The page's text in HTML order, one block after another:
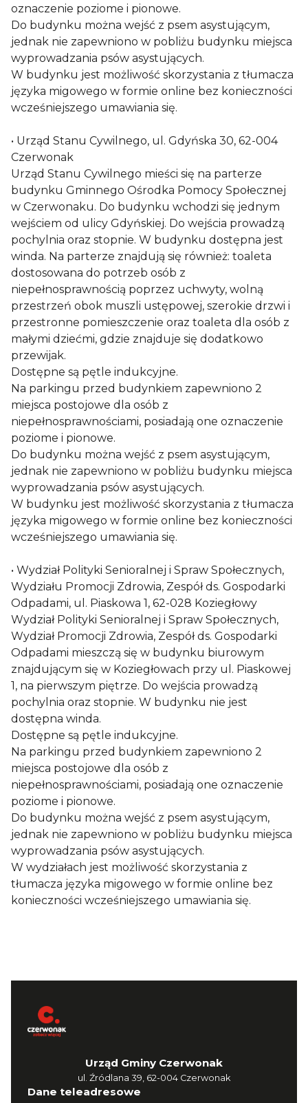
oznaczenie poziome i pionowe.
Do budynku można wejść z psem asystującym,
jednak nie zapewniono w pobliżu budynku miejsca
wyprowadzania psów asystujących.
W budynku jest możliwość skorzystania z tłumacza
języka migowego w formie online bez konieczności
wcześniejszego umawiania się.
• Urząd Stanu Cywilnego, ul. Gdyńska 30, 62-004
Czerwonak
Urząd Stanu Cywilnego mieści się na parterze
budynku Gminnego Ośrodka Pomocy Społecznej
w Czerwonaku. Do budynku wchodzi się jednym
wejściem od ulicy Gdyńskiej. Do wejścia prowadzą
pochylnia oraz stopnie. W budynku dostępna jest
winda. Na parterze znajdują się również: toaleta
dostosowana do potrzeb osób z
niepełnosprawnością poprzez uchwyty, wolną
przestrzeń obok muszli ustępowej, szerokie drzwi i
przestronne pomieszczenie oraz toaleta dla osób z
małymi dziećmi, gdzie znajduje się dodatkowo
przewijak.
Dostępne są pętle indukcyjne.
Na parkingu przed budynkiem zapewniono 2
miejsca postojowe dla osób z
niepełnosprawnościami, posiadają one oznaczenie
poziome i pionowe.
Do budynku można wejść z psem asystującym,
jednak nie zapewniono w pobliżu budynku miejsca
wyprowadzania psów asystujących.
W budynku jest możliwość skorzystania z tłumacza
języka migowego w formie online bez konieczności
wcześniejszego umawiania się.
• Wydział Polityki Senioralnej i Spraw Społecznych,
Wydziału Promocji Zdrowia, Zespół ds. Gospodarki
Odpadami, ul. Piaskowa 1, 62-028 Koziegłowy
Wydział Polityki Senioralnej i Spraw Społecznych,
Wydział Promocji Zdrowia, Zespół ds. Gospodarki
Odpadami mieszczą się w budynku biurowym
znajdującym się w Koziegłowach przy ul. Piaskowej
1, na pierwszym piętrze. Do wejścia prowadzą
pochylnia oraz stopnie. W budynku nie jest
dostępna winda.
Dostępne są pętle indukcyjne.
Na parkingu przed budynkiem zapewniono 2
miejsca postojowe dla osób z
niepełnosprawnościami, posiadają one oznaczenie
poziome i pionowe.
Do budynku można wejść z psem asystującym,
jednak nie zapewniono w pobliżu budynku miejsca
wyprowadzania psów asystujących.
W wydziałach jest możliwość skorzystania z
tłumacza języka migowego w formie online bez
konieczności wcześniejszego umawiania się.
Urząd Gminy Czerwonak
ul. Źródlana 39, 62-004 Czerwonak
Dane teleadresowe